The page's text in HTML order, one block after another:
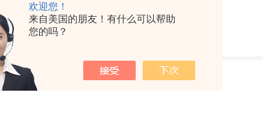
欢迎您！
来自美国的朋友！有什么可以帮助
您的吗？
器，摇床、磁力搅拌器，电子天平